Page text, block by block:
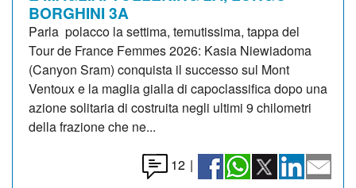
BORGHINI 3A
Parla polacco la settima, temutissima, tappa del
Tour de France Femmes 2026: Kasia Niewiadoma
(Canyon Sram) conquista il successo sul Mont
Ventoux e la maglia gialla di capoclassifica dopo una
azione solitaria di costruita negli ultimi 9 chilometri
della frazione che ne...
12 |